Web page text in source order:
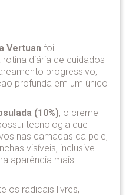
Vertuan foi
diária de cuidados
progressivo,
profunda em um único
(10%), o creme
tecnologia que
nas camadas da pele,
visíveis, inclusive
aparência mais
os radicais livres,